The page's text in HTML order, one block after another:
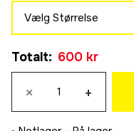
Vælg Størrelse
600 kr
S
600 kr
600 kr
Totalt: 600 kr
× +